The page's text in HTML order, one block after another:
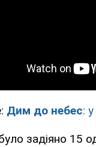
Дим до небес:
задіяно 15